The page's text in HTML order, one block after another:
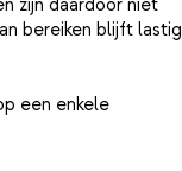
zijn daardoor niet
bereiken blijft lastig
een enkele